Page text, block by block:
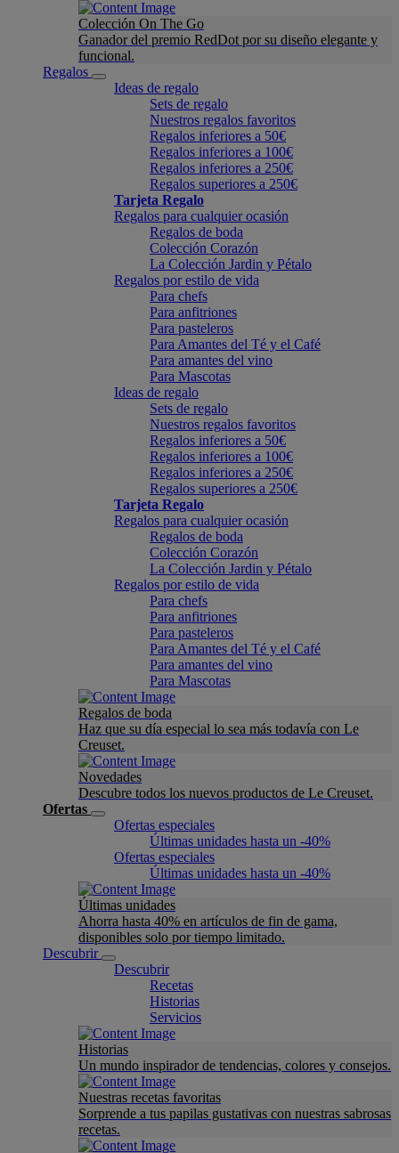
Colección On The Go
Ganador del premio RedDot por su diseño elegante y
funcional.
Regalos
Ideas de regalo
Sets de regalo
Nuestros regalos favoritos
Regalos inferiores a 50€
Regalos inferiores a 100€
Regalos inferiores a 250€
Regalos superiores a 250€
Tarjeta Regalo
Regalos para cualquier ocasión
Regalos de boda
Colección Corazón
La Colección Jardin y Pétalo
Regalos por estilo de vida
Para chefs
Para anfitriones
Para pasteleros
Para Amantes del Té y el Café
Para amantes del vino
Para Mascotas
Ideas de regalo
Sets de regalo
Nuestros regalos favoritos
Regalos inferiores a 50€
Regalos inferiores a 100€
Regalos inferiores a 250€
Regalos superiores a 250€
Tarjeta Regalo
Regalos para cualquier ocasión
Regalos de boda
Colección Corazón
La Colección Jardin y Pétalo
Regalos por estilo de vida
Para chefs
Para anfitriones
Para pasteleros
Para Amantes del Té y el Café
Para amantes del vino
Para Mascotas
Regalos de boda
Haz que su día especial lo sea más todavía con Le
Creuset.
Novedades
Descubre todos los nuevos productos de Le Creuset.
Ofertas
Ofertas especiales
Últimas unidades hasta un -40%
Ofertas especiales
Últimas unidades hasta un -40%
Últimas unidades
Ahorra hasta 40% en artículos de fin de gama,
disponibles solo por tiempo limitado.
Descubrir
Descubrir
Recetas
Historias
Servicios
Historias
Un mundo inspirador de tendencias, colores y consejos.
Nuestras recetas favoritas
Sorprende a tus papilas gustativas con nuestras sabrosas
recetas.